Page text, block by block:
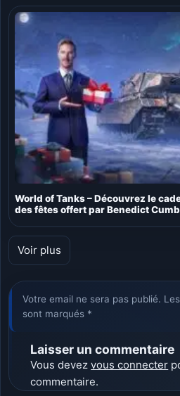
World of Tanks – Découvrez le
des fêtes offert par Benedict
Voir plus
Votre email ne sera pas publié.
sont marqués *
Laisser un commentaire
Vous devezvous connecter
commentaire.